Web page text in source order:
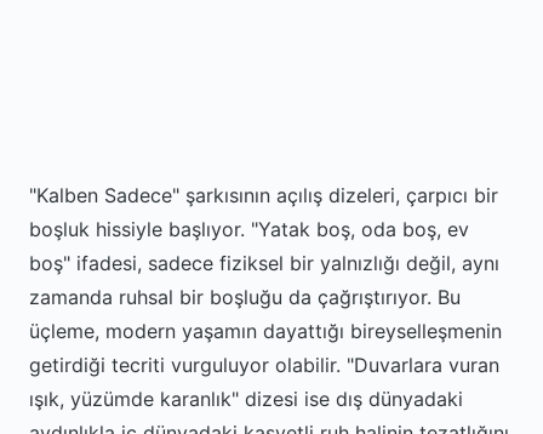
"Kalben Sadece" şarkısının açılış dizeleri, çarpıcı bir
boşluk hissiyle başlıyor. "Yatak boş, oda boş, ev
boş" ifadesi, sadece fiziksel bir yalnızlığı değil, aynı
zamanda ruhsal bir boşluğu da çağrıştırıyor. Bu
üçleme, modern yaşamın dayattığı bireyselleşmenin
getirdiği tecriti vurguluyor olabilir. "Duvarlara vuran
ışık, yüzümde karanlık" dizesi ise dış dünyadaki